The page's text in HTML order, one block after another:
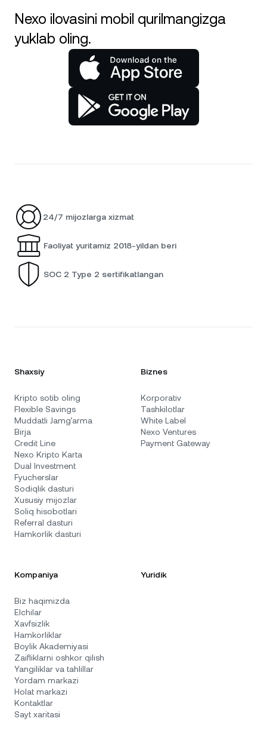
Nexo ilovasini mobil qurilmangizga
yuklab oling.
24/7 mijozlarga xizmat
Faoliyat yuritamiz 2018-yildan beri
SOC 2 Type 2 sertifikatlangan
Shaxsiy
Kripto sotib oling
Flexible Savings
Muddatli Jamg‘arma
Birja
Credit Line
Nexo Kripto Karta
Dual Investment
Fyucherslar
Sodiqlik dasturi
Xususiy mijozlar
Soliq hisobotlari
Referral dasturi
Hamkorlik dasturi
Biznes
Korporativ
Tashkilotlar
White Label
Nexo Ventures
Payment Gateway
Kompaniya
Biz haqimizda
Elchilar
Xavfsizlik
Hamkorliklar
Boylik Akademiyasi
Zaifliklarni oshkor qilish
Yangiliklar va tahlillar
Yordam markazi
Holat markazi
Kontaktlar
Sayt xaritasi
Yuridik